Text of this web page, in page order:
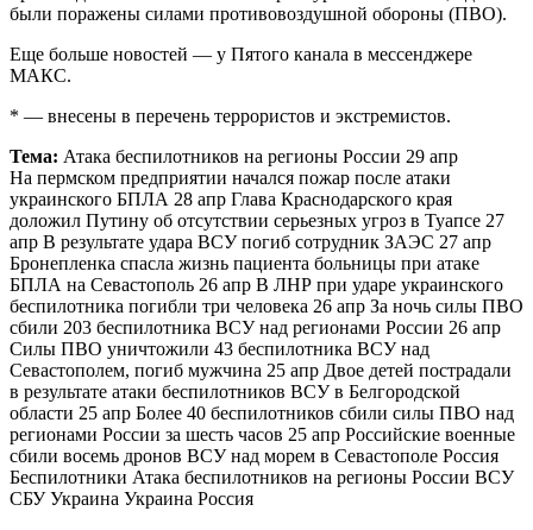
были поражены силами противовоздушной обороны (ПВО).
Еще больше новостей — у Пятого канала в мессенджере
МАКС.
* — внесены в перечень террористов и экстремистов.
Тема: Атака беспилотников на регионы России 29 апр
На пермском предприятии начался пожар после атаки
украинского БПЛА 28 апр Глава Краснодарского края
доложил Путину об отсутствии серьезных угроз в Туапсе 27
апр В результате удара ВСУ погиб сотрудник ЗАЭС 27 апр
Бронепленка спасла жизнь пациента больницы при атаке
БПЛА на Севастополь 26 апр В ЛНР при ударе украинского
беспилотника погибли три человека 26 апр За ночь силы ПВО
сбили 203 беспилотника ВСУ над регионами России 26 апр
Силы ПВО уничтожили 43 беспилотника ВСУ над
Севастополем, погиб мужчина 25 апр Двое детей пострадали
в результате атаки беспилотников ВСУ в Белгородской
области 25 апр Более 40 беспилотников сбили силы ПВО над
регионами России за шесть часов 25 апр Российские военные
сбили восемь дронов ВСУ над морем в Севастополе Россия
Беспилотники Атака беспилотников на регионы России ВСУ
СБУ Украина Украина Россия